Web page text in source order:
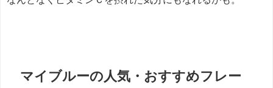
マイブルーの人気・おすすめフレー